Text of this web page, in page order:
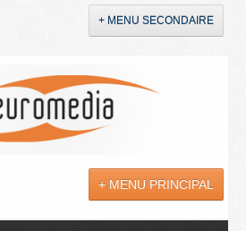
+ MENU SECONDAIRE
+ MENU PRINCIPAL